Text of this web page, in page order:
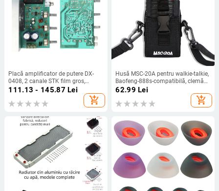
Placă amplificator de putere DX-
0408, 2 canale STK film gros,
50W+50W, alimentare AC dublă
111.13 - 145.87 Lei
add_shopping_cart
Husă MSC-20A pentru walkie-talkie,
Baofeng-888s-compatibilă, clemă
talie reglabilă, anti-derapare, rază
62.99 Lei
add_shopping_cart